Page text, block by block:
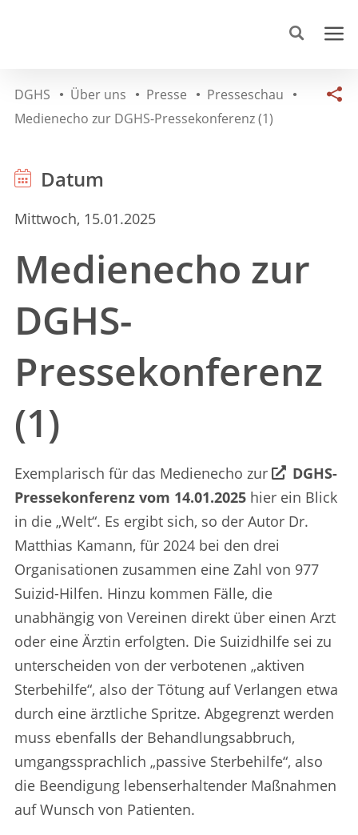
DGHS Über uns Presse
Presseschau
Medienecho zur DGHS-Pressekonferenz (1)
Datum
Mittwoch, 15.01.2025
Medienecho zur
DGHS-
Pressekonferenz
(1)
Exemplarisch für das Medienecho zur
DGHS-
Pressekonferenz vom 14.01.2025 hier ein Blick
in die „Welt“. Es ergibt sich, so der Autor Dr.
Matthias Kamann, für 2024 bei den drei
Organisationen zusammen eine Zahl von 977
Suizid-Hilfen. Hinzu kommen Fälle, die
unabhängig von Vereinen direkt über einen Arzt
oder eine Ärztin erfolgten. Die Suizidhilfe sei zu
unterscheiden von der verbotenen „aktiven
Sterbehilfe“, also der Tötung auf Verlangen etwa
durch eine ärztliche Spritze. Abgegrenzt werden
muss ebenfalls der Behandlungsabbruch,
umgangssprachlich „passive Sterbehilfe“, also
die Beendigung lebenserhaltender Maßnahmen
auf Wunsch von Patienten.